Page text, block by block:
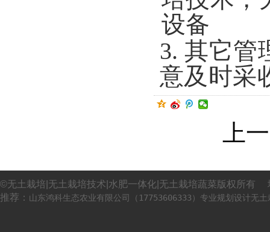
3.其它管
意及时采
上
©无土栽培|无土栽培技术|水肥一体化|无土栽培蔬菜版权所有
推荐： 山东鸿科生态农业有限公司（17753606333）专业规划设计无